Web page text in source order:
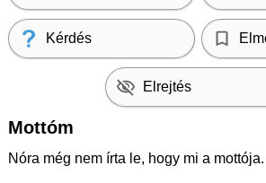
Kérdés
Elrejtés
Mottóm
Nóra még nem írta le, hogy mi a mottója.